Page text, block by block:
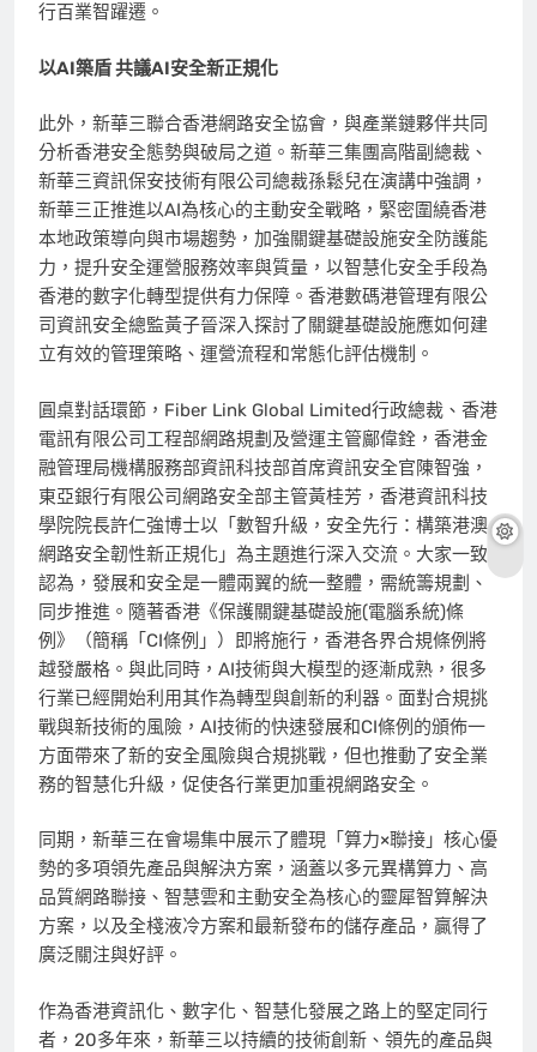
行百業智躍遷。
以AI築盾 共議AI安全新正規化
此外，新華三聯合香港網路安全協會，與產業鏈夥伴共同
分析香港安全態勢與破局之道。新華三集團高階副總裁、
新華三資訊保安技術有限公司總裁孫鬆兒在演講中強調，
新華三正推進以AI為核心的主動安全戰略，緊密圍繞香港
本地政策導向與市場趨勢，加強關鍵基礎設施安全防護能
力，提升安全運營服務效率與質量，以智慧化安全手段為
香港的數字化轉型提供有力保障。香港數碼港管理有限公
司資訊安全總監黃子晉深入探討了關鍵基礎設施應如何建
立有效的管理策略、運營流程和常態化評估機制。
圓桌對話環節，Fiber Link Global Limited行政總裁、香港
電訊有限公司工程部網路規劃及營運主管鄺偉銓，香港金
融管理局機構服務部資訊科技部首席資訊安全官陳智強 ，
東亞銀行有限公司網路安全部主管黃桂芳，香港資訊科技
學院院長許仁強博士以「數智升級，安全先行：構築港澳
網路安全韌性新正規化」為主題進行深入交流。大家一致
認為，發展和安全是一體兩翼的統一整體，需統籌規劃、
同步推進。隨著香港《保護關鍵基礎設施(電腦系統)條
例》（簡稱「CI條例」）即將施行，香港各界合規條例將
越發嚴格。與此同時，AI技術與大模型的逐漸成熟，很多
行業已經開始利用其作為轉型與創新的利器。面對合規挑
戰與新技術的風險，AI技術的快速發展和CI條例的頒佈一
方面帶來了新的安全風險與合規挑戰， 但也推動了安全業
務的智慧化升級，促使各行業更加重視網路安全。
同期，新華三在會場集中展示了體現「算力×聯接」核心優
勢的多項領先產品與解決方案，涵蓋以多元異構算力、高
品質網路聯接、智慧雲和主動安全為核心的靈犀智算解決
方案，以及全棧液冷方案和最新發布的儲存產品，贏得了
廣泛關注與好評。
作為香港資訊化、數字化、智慧化發展之路上的堅定同行
者，20多年來，新華三以持續的技術創新、領先的產品與